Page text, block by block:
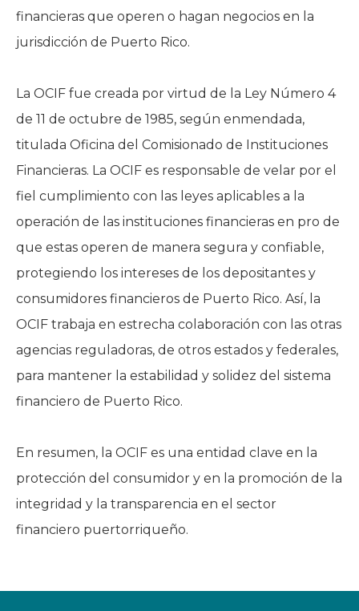
financieras que operen o hagan negocios en la
jurisdicción de Puerto Rico.
La OCIF fue creada por virtud de la Ley Número 4
de 11 de octubre de 1985, según enmendada,
titulada Oficina del Comisionado de Instituciones
Financieras. La OCIF es responsable de velar por el
fiel cumplimiento con las leyes aplicables a la
operación de las instituciones financieras en pro de
que estas operen de manera segura y confiable,
protegiendo los intereses de los depositantes y
consumidores financieros de Puerto Rico. Así, la
OCIF trabaja en estrecha colaboración con las otras
agencias reguladoras, de otros estados y federales,
para mantener la estabilidad y solidez del sistema
financiero de Puerto Rico.
En resumen, la OCIF es una entidad clave en la
protección del consumidor y en la promoción de la
integridad y la transparencia en el sector
financiero puertorriqueño.